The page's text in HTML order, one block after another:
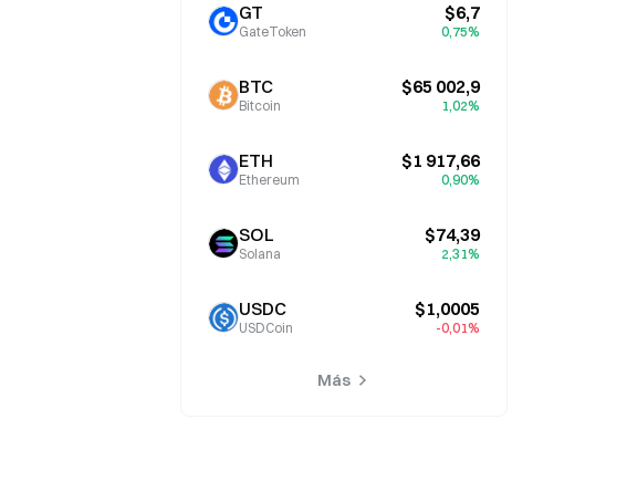
GT
GateToken
$6,7
0,75%
BTC
Bitcoin
$65 002,9
1,02%
ETH
Ethereum
$1 917,66
0,90%
SOL
Solana
$74,39
2,31%
USDC
USDCoin
$1,0005
-0,01%
Más